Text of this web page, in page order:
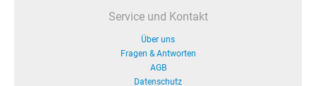
Service und Kontakt
Über uns
Fragen & Antworten
AGB
Datenschutz